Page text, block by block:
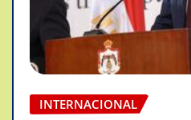
INTERNACIONAL